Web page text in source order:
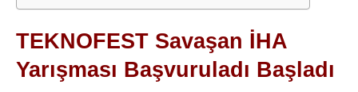
TEKNOFEST Savaşan İHA
Yarışması Başvuruladı Başladı